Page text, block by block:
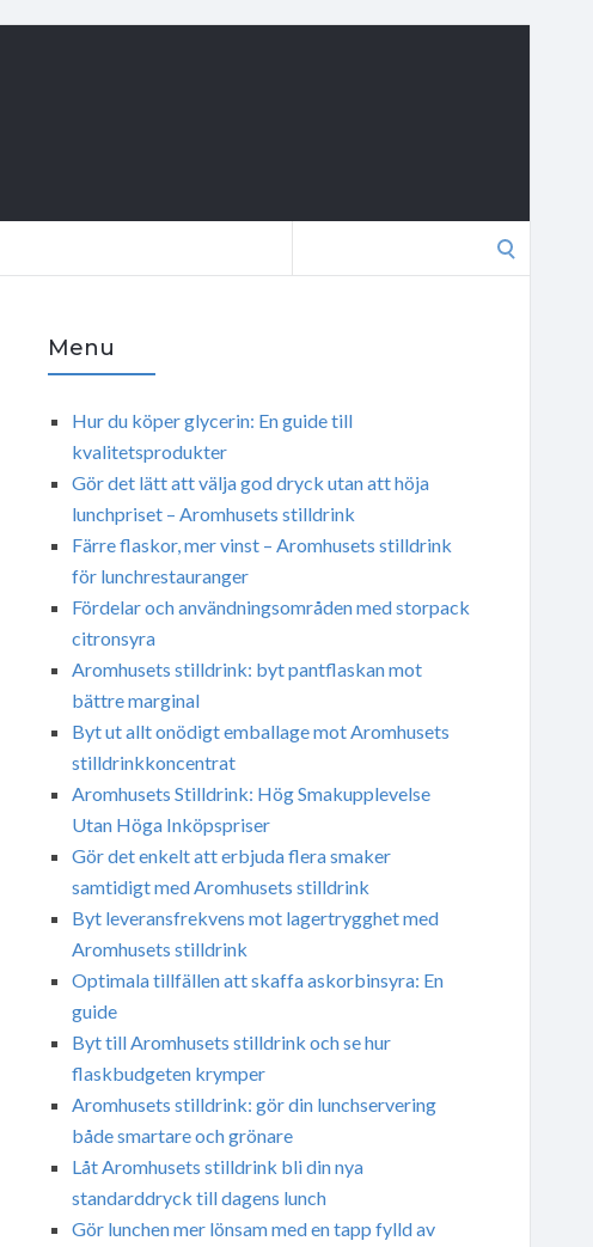
Menu
Hur du köper glycerin: En guide till
kvalitetsprodukter
Gör det lätt att välja god dryck utan att höja
lunchpriset – Aromhusets stilldrink
Färre flaskor, mer vinst – Aromhusets stilldrink
för lunchrestauranger
Fördelar och användningsområden med storpack
citronsyra
Aromhusets stilldrink: byt pantflaskan mot
bättre marginal
Byt ut allt onödigt emballage mot Aromhusets
stilldrinkkoncentrat
Aromhusets Stilldrink: Hög Smakupplevelse
Utan Höga Inköpspriser
Gör det enkelt att erbjuda flera smaker
samtidigt med Aromhusets stilldrink
Byt leveransfrekvens mot lagertrygghet med
Aromhusets stilldrink
Optimala tillfällen att skaffa askorbinsyra: En
guide
Byt till Aromhusets stilldrink och se hur
flaskbudgeten krymper
Aromhusets stilldrink: gör din lunchservering
både smartare och grönare
Låt Aromhusets stilldrink bli din nya
standarddryck till dagens lunch
Gör lunchen mer lönsam med en tapp fylld av